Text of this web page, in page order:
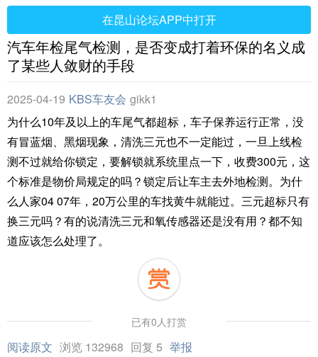
在昆山论坛APP中打开
汽车年检尾气检测，是否变成打着环保的名义成
了某些人敛财的手段
2025-04-19 KBS车友会 gikk1
为什么10年及以上的车尾气都超标，车子保养运行正常，没
有冒蓝烟、黑烟现象，清洗三元也不一定能过，一旦上线检
测不过就给你锁定，要解锁就系统里点一下，收费300元，这
个标准是物价局规定的吗？锁定后让车主去外地检测。为什
么人家04 07年，20万公里的车找黄牛就能过。三元超标只有
换三元吗？有的说清洗三元和氧传感器还是没有用？都不知
道应该怎么处理了。
已有0人打赏
阅读原文 浏览 132968 回复 5 举报